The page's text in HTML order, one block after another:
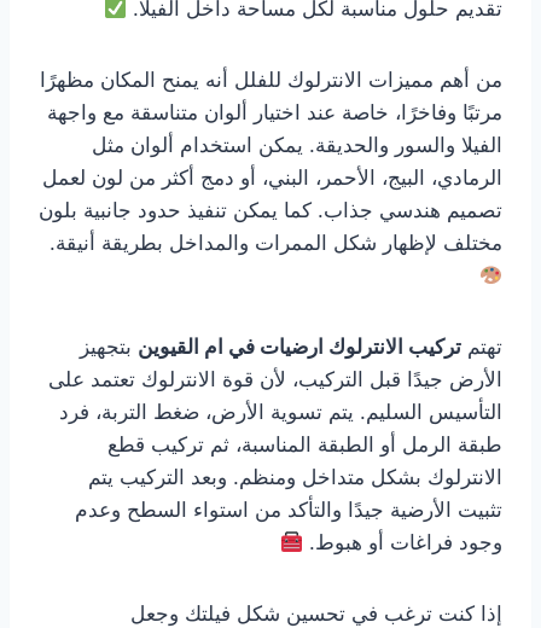
تقديم حلول مناسبة لكل مساحة داخل الفيلا.
من أهم مميزات الانترلوك للفلل أنه يمنح المكان مظهرًا
مرتبًا وفاخرًا، خاصة عند اختيار ألوان متناسقة مع واجهة
الفيلا والسور والحديقة. يمكن استخدام ألوان مثل
الرمادي، البيج، الأحمر، البني، أو دمج أكثر من لون لعمل
تصميم هندسي جذاب. كما يمكن تنفيذ حدود جانبية بلون
مختلف لإظهار شكل الممرات والمداخل بطريقة أنيقة.
تهتم تركيب الانترلوك ارضيات في ام القيوين بتجهيز
الأرض جيدًا قبل التركيب، لأن قوة الانترلوك تعتمد على
التأسيس السليم. يتم تسوية الأرض، ضغط التربة، فرد
طبقة الرمل أو الطبقة المناسبة، ثم تركيب قطع
الانترلوك بشكل متداخل ومنظم. وبعد التركيب يتم
تثبيت الأرضية جيدًا والتأكد من استواء السطح وعدم
وجود فراغات أو هبوط.
إذا كنت ترغب في تحسين شكل فيلتك وجعل